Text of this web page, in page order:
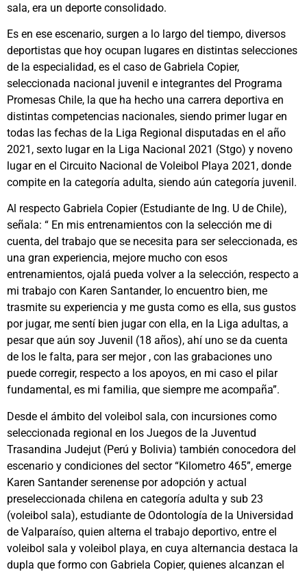
sala, era un deporte consolidado.
Es en ese escenario, surgen a lo largo del tiempo, diversos
deportistas que hoy ocupan lugares en distintas selecciones
de la especialidad, es el caso de Gabriela Copier,
seleccionada nacional juvenil e integrantes del Programa
Promesas Chile, la que ha hecho una carrera deportiva en
distintas competencias nacionales, siendo primer lugar en
todas las fechas de la Liga Regional disputadas en el año
2021, sexto lugar en la Liga Nacional 2021 (Stgo) y noveno
lugar en el Circuito Nacional de Voleibol Playa 2021, donde
compite en la categoría adulta, siendo aún categoría juvenil.
Al respecto Gabriela Copier (Estudiante de Ing. U de Chile),
señala: “ En mis entrenamientos con la selección me di
cuenta, del trabajo que se necesita para ser seleccionada, es
una gran experiencia, mejore mucho con esos
entrenamientos, ojalá pueda volver a la selección, respecto a
mi trabajo con Karen Santander, lo encuentro bien, me
trasmite su experiencia y me gusta como es ella, sus gustos
por jugar, me sentí bien jugar con ella, en la Liga adultas, a
pesar que aún soy Juvenil (18 años), ahí uno se da cuenta
de los le falta, para ser mejor , con las grabaciones uno
puede corregir, respecto a los apoyos, en mi caso el pilar
fundamental, es mi familia, que siempre me acompaña”.
Desde el ámbito del voleibol sala, con incursiones como
seleccionada regional en los Juegos de la Juventud
Trasandina Judejut (Perú y Bolivia) también conocedora del
escenario y condiciones del sector “Kilometro 465”, emerge
Karen Santander serenense por adopción y actual
preseleccionada chilena en categoría adulta y sub 23
(voleibol sala), estudiante de Odontología de la Universidad
de Valparaíso, quien alterna el trabajo deportivo, entre el
voleibol sala y voleibol playa, en cuya alternancia destaca la
dupla que formo con Gabriela Copier, quienes alcanzan el